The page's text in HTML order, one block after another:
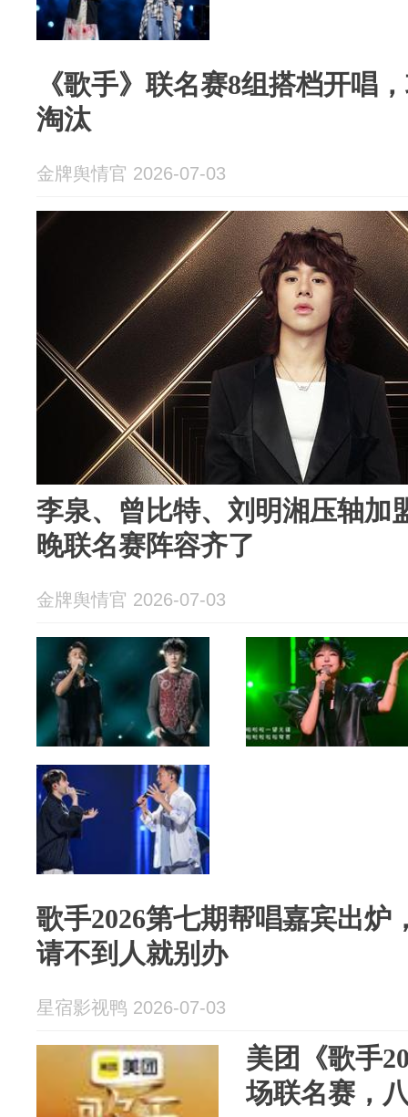
《歌手》联名赛8组搭档开唱
淘汰
金牌舆情官 2026-07-03
李泉、曾比特、刘明湘压轴加
晚联名赛阵容齐了
金牌舆情官 2026-07-03
歌手2026第七期帮唱嘉宾出炉
请不到人就别办
星宿影视鸭 2026-07-03
美团《歌手
场联名赛，